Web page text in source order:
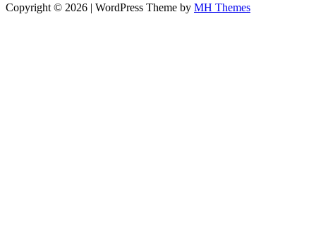
Copyright © 2026 | WordPress Theme by MH Themes